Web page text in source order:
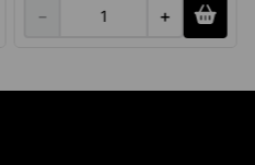
＋
－